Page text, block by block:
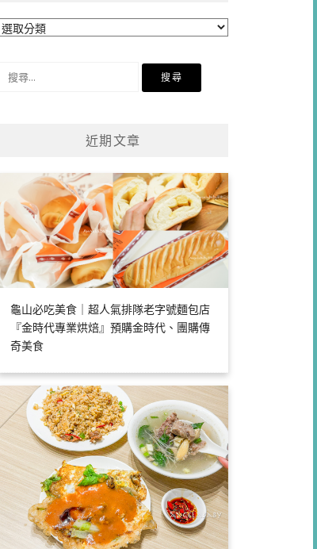
分
近期文章
龜山必吃美食｜超人氣排隊老字號麵包店
『金時代專業烘焙』預購金時代、團購傳
奇美食